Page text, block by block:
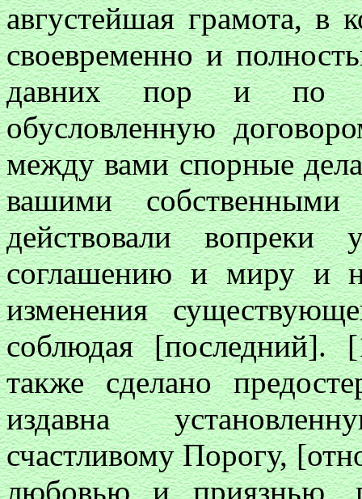
августейшая грамота, в
своевременно и
давних пор и по
обусловленную
между вами спорные
вашими
действовали вопреки
соглашению и миру и
изменения
соблюдая [последний].
также сделано
издавна
счастливому Порогу,
любовью и приязнью,